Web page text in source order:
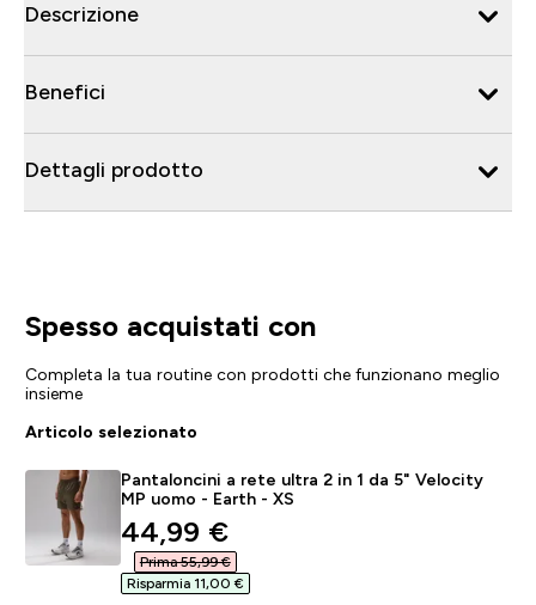
Descrizione
Benefici
Dettagli prodotto
Spesso acquistati con
Completa la tua routine con prodotti che funzionano meglio
insieme
Articolo selezionato
Pantaloncini a rete ultra 2 in 1 da 5" Velocity
MP uomo - Earth - XS
discounted price
44,99 €‎
Prima 55,99 €‎
Risparmia 11,00 €‎